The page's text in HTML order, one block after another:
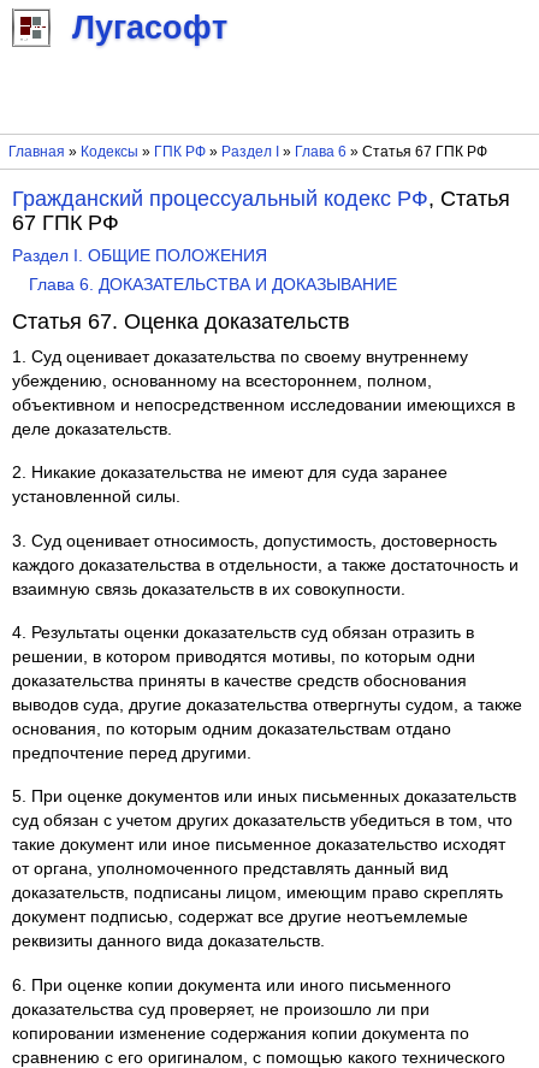
Лугасофт
Главная » Кодексы » ГПК РФ» Раздел I » Глава 6 » Статья 67 ГПК РФ
Гражданский процессуальный кодекс РФ, Статья
67 ГПК РФ
Раздел I. ОБЩИЕ ПОЛОЖЕНИЯ
Глава 6. ДОКАЗАТЕЛЬСТВА И ДОКАЗЫВАНИЕ
Статья 67. Оценка доказательств
1. Суд оценивает доказательства по своему внутреннему
убеждению, основанному на всестороннем, полном,
объективном и непосредственном исследовании имеющихся в
деле доказательств.
2. Никакие доказательства не имеют для суда заранее
установленной силы.
3. Суд оценивает относимость, допустимость, достоверность
каждого доказательства в отдельности, а также достаточность и
взаимную связь доказательств в их совокупности.
4. Результаты оценки доказательств суд обязан отразить в
решении, в котором приводятся мотивы, по которым одни
доказательства приняты в качестве средств обоснования
выводов суда, другие доказательства отвергнуты судом, а также
основания, по которым одним доказательствам отдано
предпочтение перед другими.
5. При оценке документов или иных письменных доказательств
суд обязан с учетом других доказательств убедиться в том, что
такие документ или иное письменное доказательство исходят
от органа, уполномоченного представлять данный вид
доказательств, подписаны лицом, имеющим право скреплять
документ подписью, содержат все другие неотъемлемые
реквизиты данного вида доказательств.
6. При оценке копии документа или иного письменного
доказательства суд проверяет, не произошло ли при
копировании изменение содержания копии документа по
сравнению с его оригиналом, с помощью какого технического